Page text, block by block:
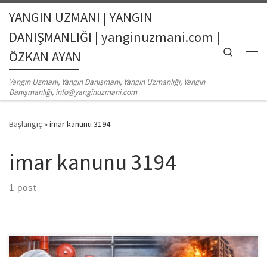
Skip to content
YANGIN UZMANI | YANGIN
DANIŞMANLIĞI | yanginuzmani.com |
ÖZKAN AYAN
Yangın Uzmanı, Yangın Danışmanı, Yangın Uzmanlığı, Yangın
Danışmanlığı, info@yanginuzmani.com
Search
Başlangıç »imar kanunu 3194
imar kanunu 3194
1 post